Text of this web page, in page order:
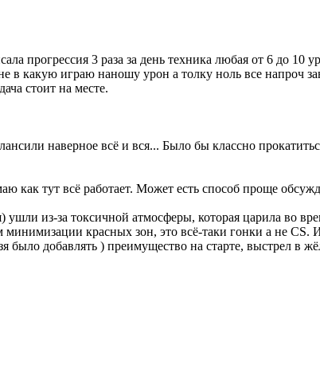
прогрессия 3 раза за день техника любая от 6 до
в какую играю наношу урон а толку ноль все напроч
стоит на месте.
наверное всё и вся... Было бы классно
как тут всё работает. Может есть способ проще
из-за токсичной атмосферы, которая царила во
красных зон, это всё-таки гонки а не
было добавлять ) преимущество на старте, выстрел